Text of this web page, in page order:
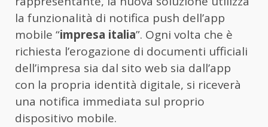
la funzionalità di notifica push dell’app
mobile “impresa italia”. Ogni volta che è
richiesta l’erogazione di documenti ufficiali
dell’impresa sia dal sito web sia dall’app
con la propria identità digitale, si riceverà
una notifica immediata sul proprio
dispositivo mobile.